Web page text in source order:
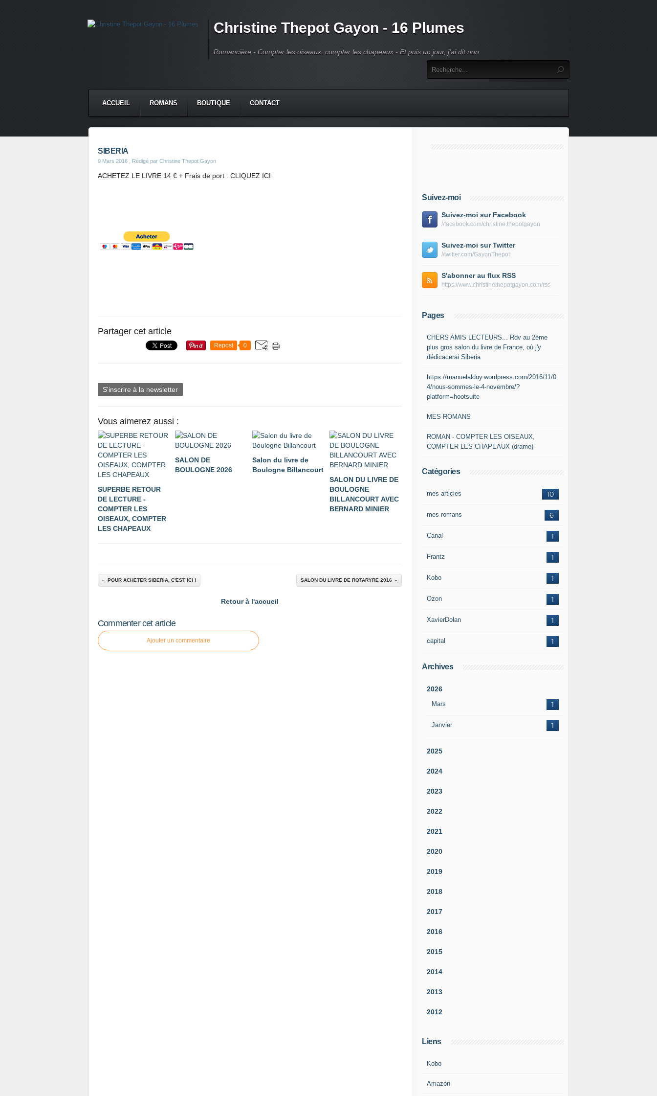
Christine Thepot Gayon - 16 Plumes
Romancière - Compter les oiseaux, compter les chapeaux - Et puis un jour, j'ai dit non
ACCUEIL ROMANS BOUTIQUE CONTACT
SIBERIA
9 Mars 2016 , Rédigé par Christine Thepot Gayon
ACHETEZ LE LIVRE 14 € + Frais de port : CLIQUEZ ICI
Partager cet article
Repost 0
S'inscrire à la newsletter
Vous aimerez aussi :
SUPERBE RETOUR
DE LECTURE -
COMPTER LES
OISEAUX, COMPTER
LES CHAPEAUX
SALON DE
BOULOGNE 2026
Salon du livre de
Boulogne Billancourt
SALON DU LIVRE DE
BOULOGNE
BILLANCOURT AVEC
BERNARD MINIER
POUR ACHETER SIBERIA, C'EST ICI ! SALON DU LIVRE DE ROTARYRE 2016
Retour à l'accueil
Commenter cet article
Ajouter un commentaire
Suivez-moi
Suivez-moi sur Facebook
//facebook.com/christine.thepotgayon
Suivez-moi sur Twitter
//twitter.com/GayonThepot
S'abonner au flux RSS
https://www.christinethepotgayon.com/rss
Pages
CHERS AMIS LECTEURS... Rdv au 2ème
plus gros salon du livre de France, où j'y
dédicacerai Siberia
https://manuelalduy.wordpress.com/2016/11/0
4/nous-sommes-le-4-novembre/?
platform=hootsuite
MES ROMANS
ROMAN - COMPTER LES OISEAUX,
COMPTER LES CHAPEAUX (drame)
Catégories
10
mes articles
6
mes romans
1
Canal
1
Frantz
1
Kobo
1
Ozon
1
XavierDolan
1
capital
Archives
2026
Mars 1
Janvier 1
2025
2024
2023
2022
2021
2020
2019
2018
2017
2016
2015
2014
2013
2012
Liens
Kobo
Amazon